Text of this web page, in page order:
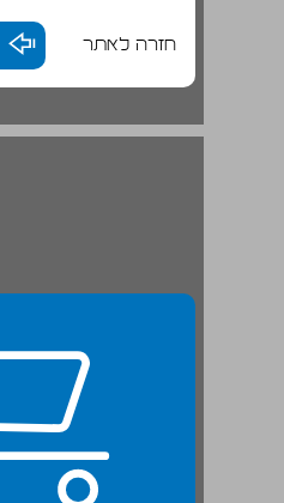
חזרה לאתר
ברק - מהצבא לפוליטיקה ... 23